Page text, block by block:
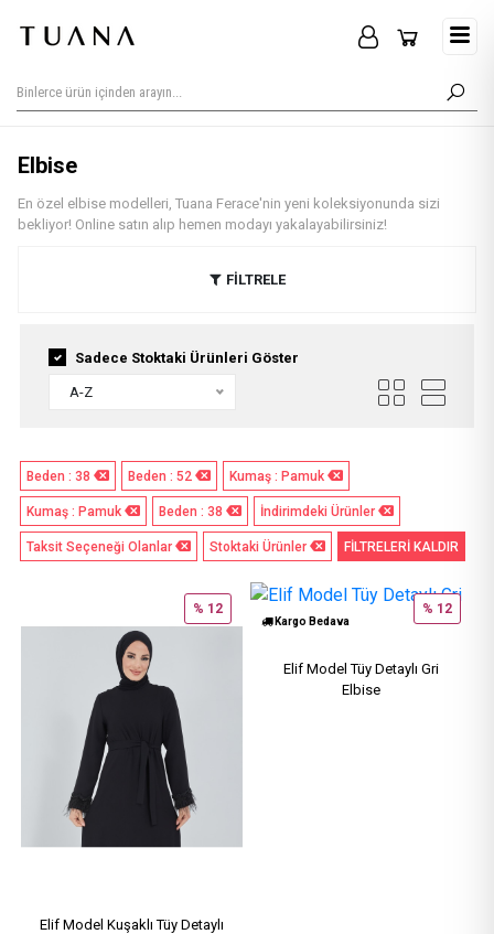
Elbise
En özel elbise modelleri, Tuana Ferace'nin yeni koleksiyonunda sizi
bekliyor! Online satın alıp hemen modayı yakalayabilirsiniz!
FİLTRELE
Sadece Stoktaki Ürünleri Göster
A-Z
Beden : 38 Beden : 52 Kumaş : Pamuk
Kumaş : Pamuk Beden : 38 İndirimdeki Ürünler
Taksit Seçeneği Olanlar Stoktaki Ürünler FİLTRELERİ KALDIR
Elif Model Kuşaklı Tüy Detaylı
% 12
Kargo Bedava
Elif Model Tüy Detaylı Gri
Elbise
% 12